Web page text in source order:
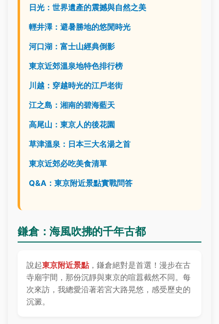
日光：世界遺產的震撼與自然之美
輕井澤：避暑勝地的悠閒時光
河口湖：富士山經典倒影
東京近郊溫泉地特色排行榜
川越：穿越時光的江戶老街
江之島：湘南的碧海藍天
高尾山：東京人的後花園
草津溫泉：日本三大名湯之首
東京近郊必吃美食清單
Q&A：東京附近景點實戰問答
鎌倉：海風吹拂的千年古都
說起東京附近景點 ，鎌倉絕對是首選！漫步在古
寺廟宇間，那份沉靜與東京的喧囂截然不同。每
次來訪，我總愛沿著若宮大路晃悠，感受歷史的
沉澱。